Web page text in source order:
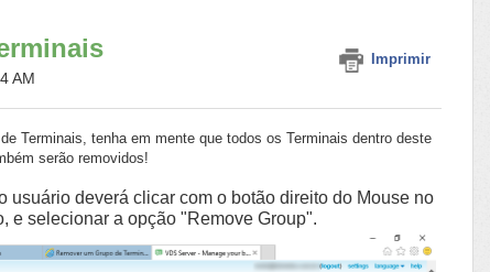
Imprimir
AM
Terminais, tenha em mente que todos os Terminais dentro deste
serão removidos!
usuário deverá clicar com o botão direito do Mouse no
e selecionar a opção "Remove Group".